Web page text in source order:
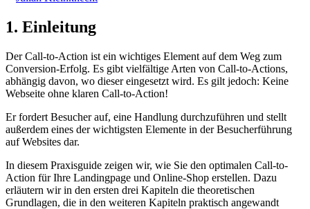
1. Einleitung
Der Call-to-Action ist ein wichtiges Element auf dem Weg zum
Conversion-Erfolg. Es gibt vielfältige Arten von Call-to-Actions,
abhängig davon, wo dieser eingesetzt wird. Es gilt jedoch: Keine
Webseite ohne klaren Call-to-Action!
Er fordert Besucher auf, eine Handlung durchzuführen und stellt
außerdem eines der wichtigsten Elemente in der Besucherführung
auf Websites dar.
In diesem Praxisguide zeigen wir, wie Sie den optimalen Call-to-
Action für Ihre Landingpage und Online-Shop erstellen. Dazu
erläutern wir in den ersten drei Kapiteln die theoretischen
Grundlagen, die in den weiteren Kapiteln praktisch angewandt